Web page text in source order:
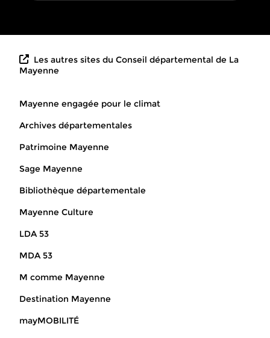
Les autres sites du Conseil départemental de La
Mayenne
Mayenne engagée pour le climat
Archives départementales
Patrimoine Mayenne
Sage Mayenne
Bibliothèque départementale
Mayenne Culture
LDA 53
MDA 53
M comme Mayenne
Destination Mayenne
mayMOBILITÉ